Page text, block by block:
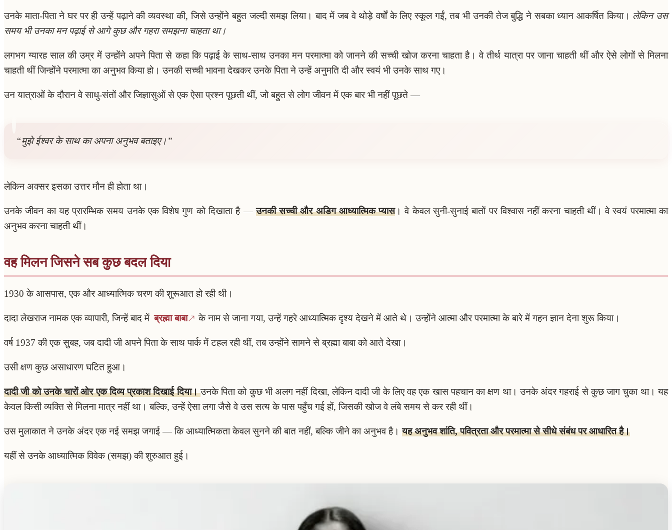
उनके माता-पिता ने घर पर ही उन्हें पढ़ाने की व्यवस्था की, जिसे उन्होंने बहुत जल्दी समझ लिया। बाद में जब वे थोड़े वर्षों के लिए स्कूल गईं, तब भी उनकी तेज बुद्धि ने सबका ध्यान आकर्षित किया। लेकिन उस
समय भी उनका मन पढ़ाई से आगे कुछ और गहरा समझना चाहता था।
लगभग ग्यारह साल की उम्र में उन्होंने अपने पिता से कहा कि पढ़ाई के साथ-साथ उनका मन परमात्मा को जानने की सच्ची खोज करना चाहता है। वे तीर्थ यात्रा पर जाना चाहती थीं और ऐसे लोगों से मिलना
चाहती थीं जिन्होंने परमात्मा का अनुभव किया हो। उनकी सच्ची भावना देखकर उनके पिता ने उन्हें अनुमति दी और स्वयं भी उनके साथ गए।
उन यात्राओं के दौरान वे साधु-संतों और जिज्ञासुओं से एक ऐसा प्रश्न पूछती थीं, जो बहुत से लोग जीवन में एक बार भी नहीं पूछते —
“मुझे ईश्वर के साथ का अपना अनुभव बताइए।”
लेकिन अक्सर इसका उत्तर मौन ही होता था।
उनके जीवन का यह प्रारम्भिक समय उनके एक विशेष गुण को दिखाता है —उनकी सच्ची और अडिग आध्यात्मिक प्यास। वे केवल सुनी-सुनाई बातों पर विश्वास नहीं करना चाहती थीं। वे स्वयं परमात्मा का
अनुभव करना चाहती थीं।
वह मिलन जिसने सब कुछ बदल दिया
1930 के आसपास, एक और आध्यात्मिक चरण की शुरूआत हो रही थी।
दादा लेखराज नामक एक व्यापारी, जिन्हें बाद में ब्रह्मा बाबा के नाम से जाना गया, उन्हें गहरे आध्यात्मिक दृश्य देखने में आते थे। उन्होंने आत्मा और परमात्मा के बारे में गहन ज्ञान देना शुरू किया।
वर्ष 1937 की एक सुबह, जब दादी जी अपने पिता के साथ पार्क में टहल रही थीं, तब उन्होंने सामने से ब्रह्मा बाबा को आते देखा।
उसी क्षण कुछ असाधारण घटित हुआ।
दादी जी को उनके चारों ओर एक दिव्य प्रकाश दिखाई दिया।उनके पिता को कुछ भी अलग नहीं दिखा, लेकिन दादी जी के लिए वह एक खास पहचान का क्षण था। उनके अंदर गहराई से कुछ जाग चुका था। यह
केवल किसी व्यक्ति से मिलना मात्र नहीं था। बल्कि, उन्हें ऐसा लगा जैसे वे उस सत्य के पास पहुँच गई हों, जिसकी खोज वे लंबे समय से कर रही थीं।
उस मुलाकात ने उनके अंदर एक नई समझ जगाई — कि आध्यात्मिकता केवल सुनने की बात नहीं, बल्कि जीने का अनुभव है।यह अनुभव शांति, पवित्रता और परमात्मा से सीधे संबंध पर आधारित है।
यहीं से उनके आध्यात्मिक विवेक (समझ) की शुरुआत हुई।